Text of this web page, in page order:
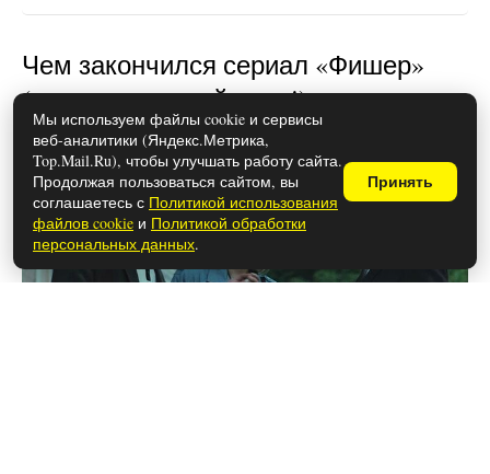
Чем закончился сериал «Фишер»
(осторожно, спойлеры!)
Мы используем файлы cookie и сервисы
веб-аналитики (Яндекс.Метрика,
Top.Mail.Ru), чтобы улучшать работу сайта.
Продолжая пользоваться сайтом, вы
соглашаетесь с Политикой использования
файлов cookie и Политикой обработки
персональных данных.
Принять